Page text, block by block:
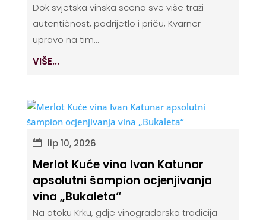
Dok svjetska vinska scena sve više traži
autentičnost, podrijetlo i priču, Kvarner
upravo na tim...
VIŠE...
lip 10, 2026
Merlot Kuće vina Ivan Katunar
apsolutni šampion ocjenjivanja
vina „Bukaleta“
Na otoku Krku, gdje vinogradarska tradicija